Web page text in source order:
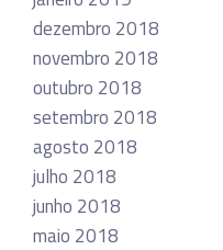
dezembro 2018
novembro 2018
outubro 2018
setembro 2018
agosto 2018
julho 2018
junho 2018
maio 2018